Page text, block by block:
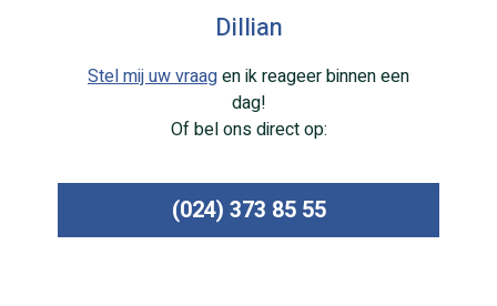
Dillian
Stel mij uw vraagen ik reageer binnen een
dag!
Of bel ons direct op:
(024) 373 85 55